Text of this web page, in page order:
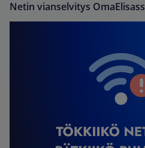
Netin vianselvitys